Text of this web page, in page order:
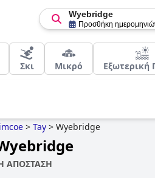
Wyebridge
Προσθήκη
Σκι Μικρό Εξωτερική
> Tay > Wyebridge
ΑΠΟΣΤΑΣΗ